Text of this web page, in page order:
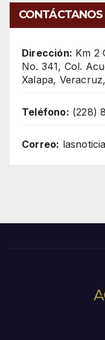
CONTÁCTANOS
Dirección: Km 2
No. 341, Col.
Xalapa,
Teléfono: (228)
Correo: